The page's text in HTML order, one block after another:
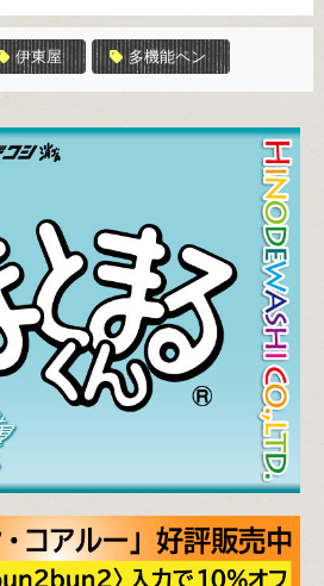
伊東屋 多機能ペン